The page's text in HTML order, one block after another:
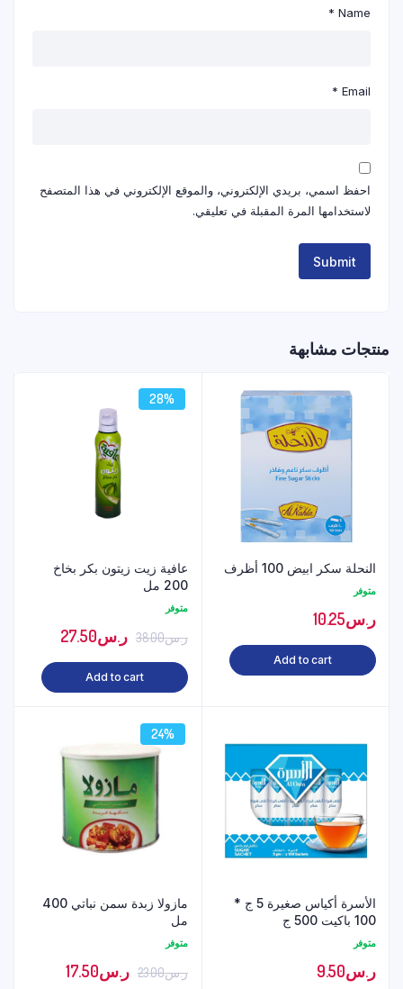
Name
*
Email
*
احفظ اسمي، بريدي الإلكتروني، والموقع الإلكتروني في هذا المتصفح
لاستخدامها المرة المقبلة في تعليقي.
منتجات مشابهة
النحلة سكر ابيض 100 أظرف
متوفر
ر.س10.25
Add to cart
28%
عافية زيت زيتون بكر بخاخ
200 مل
متوفر
ر.س38.00 ر.س27.50
Add to cart
الأسرة أكياس صغيرة 5 ج *
100 باكيت 500 ج
متوفر
ر.س9.50
24%
مازولا زبدة سمن نباتي 400
مل
متوفر
ر.س23.00 ر.س17.50